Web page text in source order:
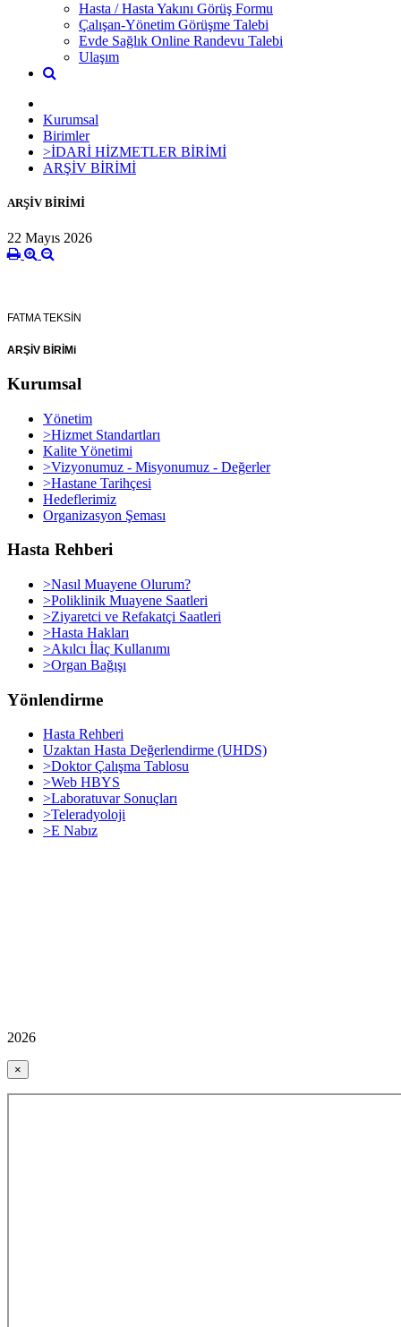
Hasta / Hasta Yakını Görüş Formu
Çalışan-Yönetim Görüşme Talebi
Evde Sağlık Online Randevu Talebi
Ulaşım
Kurumsal
Birimler
>İDARİ HİZMETLER BİRİMİ
ARŞİV BİRİMİ
ARŞİV BİRİMİ
22 Mayıs 2026
FATMA TEKSİN
ARŞİV BİRİMi
Kurumsal
Yönetim
>Hizmet Standartları
Kalite Yönetimi
>Vizyonumuz - Misyonumuz - Değerler
>Hastane Tarihçesi
Hedeflerimiz
Organizasyon Şeması
Hasta Rehberi
>Nasıl Muayene Olurum?
>Poliklinik Muayene Saatleri
>Ziyaretci ve Refakatçi Saatleri
>Hasta Hakları
>Akılcı İlaç Kullanımı
>Organ Bağışı
Yönlendirme
Hasta Rehberi
Uzaktan Hasta Değerlendirme (UHDS)
>Doktor Çalışma Tablosu
>Web HBYS
>Laboratuvar Sonuçları
>Teleradyoloji
>E Nabız
2026
×